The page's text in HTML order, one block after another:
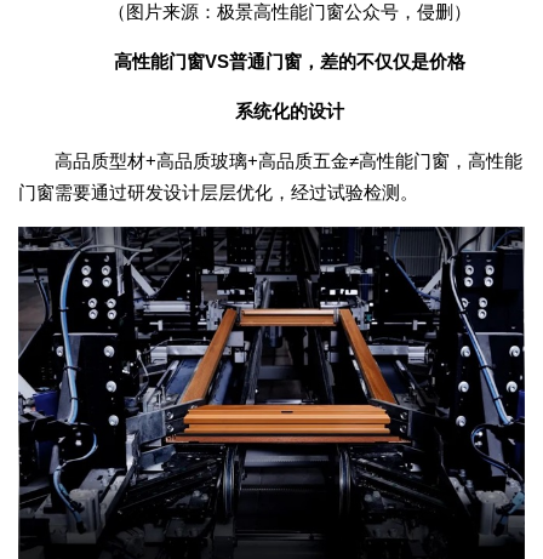
（图片来源：极景高性能门窗公众号，侵删）
高性能门窗VS普通门窗，差的不仅仅是价格
系统化的设计
高品质型材+高品质玻璃+高品质五金≠高性能门窗，高性能
门窗需要通过研发设计层层优化，经过试验检测。